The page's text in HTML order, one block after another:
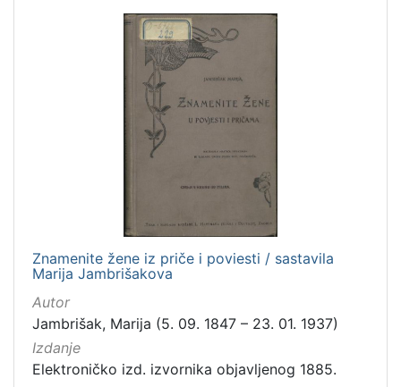
Znamenite žene iz priče i poviesti / sastavila
Marija Jambrišakova
Autor
Jambrišak, Marija (5. 09. 1847 – 23. 01. 1937)
Izdanje
Elektroničko izd. izvornika objavljenog 1885.